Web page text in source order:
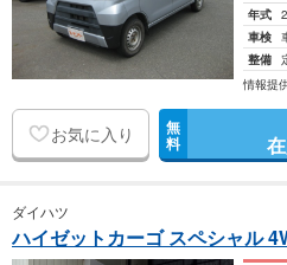
年式
車検
整備
情報提
お気に入り 無
料
ダイハツ
ハイゼットカーゴ スペシャル